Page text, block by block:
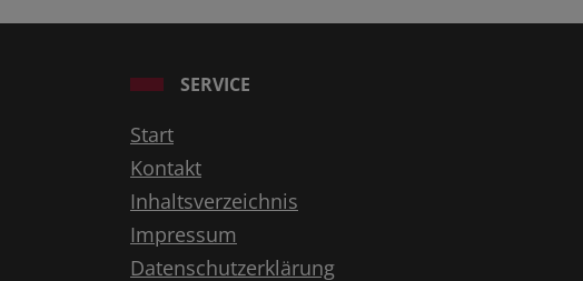
SERVICE
Start
Kontakt
Inhaltsverzeichnis
Impressum
Datenschutzerklärung